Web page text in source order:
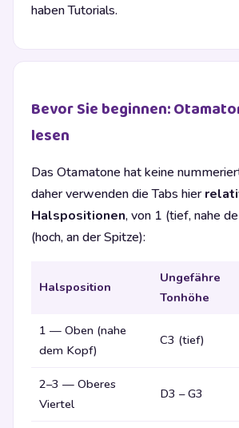
haben Tutorials.
Bevor Sie beginnen:
lesen
Das Otamatone hat keine
daher verwenden die Tabs hier
Halspositionen, von 1 (tief, nahe
(hoch, an der Spitze):
Halsposition
Ungefähre
Tonhöhe
1 — Oben (nahe
dem Kopf)
C3 (tief)
2–3 — Oberes
Viertel
D3 – G3